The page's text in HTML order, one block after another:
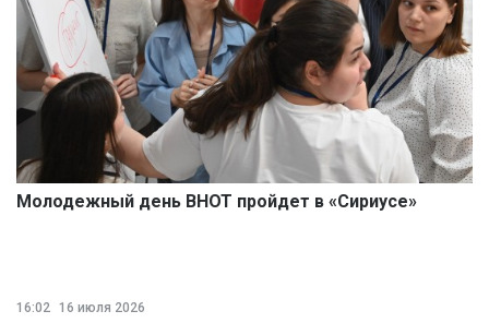
Молодежный день ВНОТ пройдет в «Сириусе»
16:02 16 июля 2026